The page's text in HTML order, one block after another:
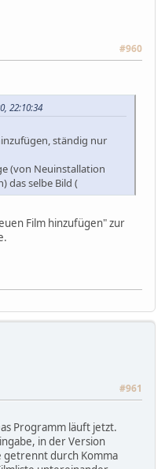
#960
22:10:34
ständig nur
(von Neuinstallation
das selbe Bild (
Film hinzufügen" zur
#961
Programm läuft jetzt.
in der Version
getrennt durch Komma